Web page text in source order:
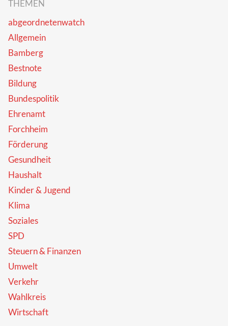
THEMEN
abgeordnetenwatch
Allgemein
Bamberg
Bestnote
Bildung
Bundespolitik
Ehrenamt
Forchheim
Förderung
Gesundheit
Haushalt
Kinder & Jugend
Klima
Soziales
SPD
Steuern & Finanzen
Umwelt
Verkehr
Wahlkreis
Wirtschaft